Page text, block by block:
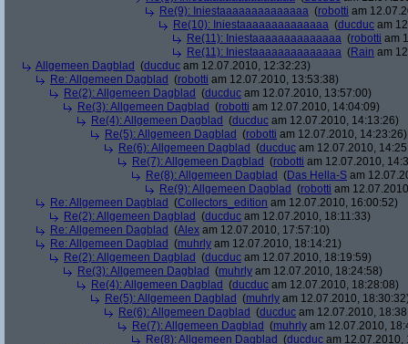
Re(9): Iniestaaaaaaaaaaaaaa (robotti am
Re(10): Iniestaaaaaaaaaaaaaa (ducduc am
Re(11): Iniestaaaaaaaaaaaaaa (robotti am
Re(11): Iniestaaaaaaaaaaaaaa (Rain am
Allgemeen Dagblad (ducduc am 12.07.2010, 12:32:23)
Re: Allgemeen Dagblad (robotti am 12.07.2010, 13:53:38)
Re(2): Allgemeen Dagblad (ducduc am 12.07.2010, 13:57:00)
Re(3): Allgemeen Dagblad (robotti am 12.07.2010, 14:04:09)
Re(4): Allgemeen Dagblad (ducduc am 12.07.2010, 14:13:26)
Re(5): Allgemeen Dagblad (robotti am 12.07.2010, 14:23:26)
Re(6): Allgemeen Dagblad (ducduc am 12.07.2010,
Re(7): Allgemeen Dagblad (robotti am 12.07.2010,
Re(8): Allgemeen Dagblad (Das Hella-S am
Re(9): Allgemeen Dagblad (robotti am
Re: Allgemeen Dagblad (Collectors_edition am 12.07.2010, 16:00:52)
Re(2): Allgemeen Dagblad (ducduc am 12.07.2010, 18:11:33)
Re: Allgemeen Dagblad (Alex am 12.07.2010, 17:57:10)
Re: Allgemeen Dagblad (muhrly am 12.07.2010, 18:14:21)
Re(2): Allgemeen Dagblad (ducduc am 12.07.2010, 18:19:59)
Re(3): Allgemeen Dagblad (muhrly am 12.07.2010, 18:24:58)
Re(4): Allgemeen Dagblad (ducduc am 12.07.2010, 18:28:08)
Re(5): Allgemeen Dagblad (muhrly am 12.07.2010,
Re(6): Allgemeen Dagblad (ducduc am 12.07.2010,
Re(7): Allgemeen Dagblad (muhrly am 12.07.2010,
Re(8): Allgemeen Dagblad (ducduc am 12.07.2010,